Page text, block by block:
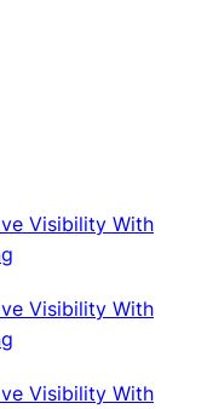
Visibility With
Visibility With
Visibility With